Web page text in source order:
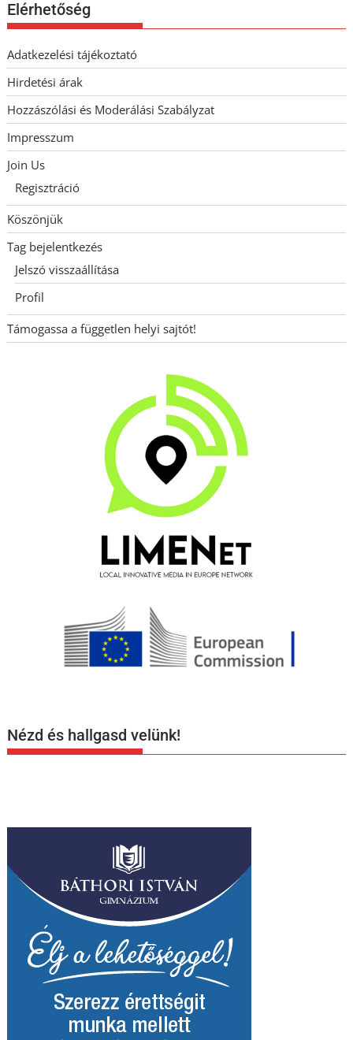
Elérhetőség
Adatkezelési tájékoztató
Hirdetési árak
Hozzászólási és Moderálási Szabályzat
Impresszum
Join Us
Regisztráció
Köszönjük
Tag bejelentkezés
Jelszó visszaállítása
Profil
Támogassa a független helyi sajtót!
Nézd és hallgasd velünk!